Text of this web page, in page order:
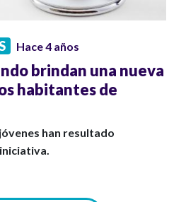
Hace 4 años
brindan una nueva
habitantes de
han resultado